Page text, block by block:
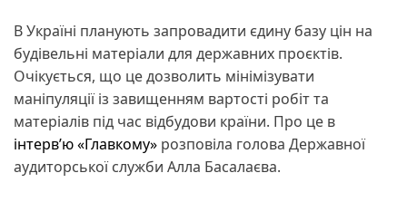
В Україні планують запровадити єдину базу цін на
будівельні матеріали для державних проєктів.
Очікується, що це дозволить мінімізувати
маніпуляції із завищенням вартості робіт та
матеріалів під час відбудови країни. Про це в
інтерв’ю «Главкому» розповіла голова Державної
аудиторської служби Алла Басалаєва.